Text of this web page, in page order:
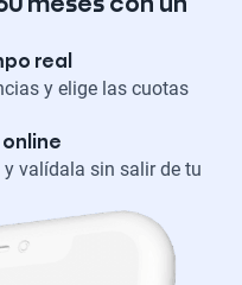
real
y elige las cuotas
online
valídala sin salir de tu